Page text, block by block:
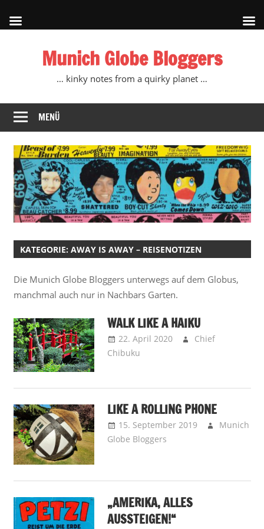
Munich Globe Bloggers
… kinky notes from a quirky planet …
MENÜ
KATEGORIE: AWAY IS AWAY – REISENOTIZEN
Die Munich Globe Bloggers unterwegs auf dem Globus,
manchmal auch nur in Nachbars Garten.
WALK LIKE A HAIKU
22. April 2020
Chief
Chibuku
LIKE A ROLLING PHONE
15. September 2019
Munich
Globe Bloggers
We talkin’ to you! -
Editorial
„AMERIKA, ALLES
AUSSTEIGEN!“